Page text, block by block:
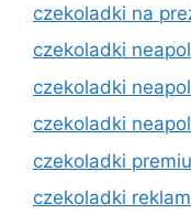
czekoladki na
czekoladki
czekoladki
czekoladki
czekoladki
czekoladki